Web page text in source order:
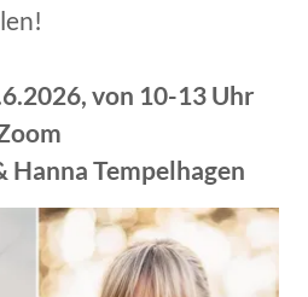
von 10-13 Uhr
Hanna Tempelhagen